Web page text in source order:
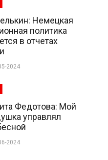
Немецкая
политика
в отчетах
2024
Федотова: Мой
управлял
2024